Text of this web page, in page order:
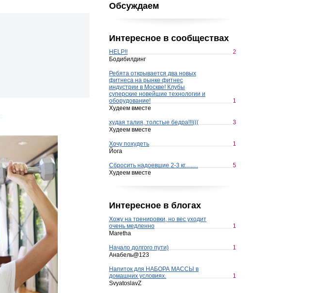
Обсуждаем
Интересное в сообществах
HELP!!
2
Бодибилдинг
Ребята открывается два новых
фитнеса на рынке фитнес
индустрии в Москве! Клубы
суперские новейшие технологии и
оборудование!
1
Худеем вместе
худая талия, толстые бедра!!!(((
3
Худеем вместе
Хочу похудеть
1
Йога
Сбросить надоевшие 2-3 кг.........
5
Худеем вместе
Интересное в блогах
Хожу на тренировки, но вес уходит
очень медленно
1
Maretha
Начало долгого пути)
1
Анабель@123
Напиток для НАБОРА МАССЫ в
домашних условиях.
1
SvyatoslavZ